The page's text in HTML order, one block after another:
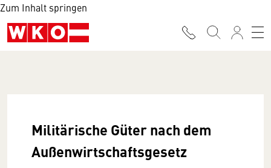
Zum Inhalt springen
Militärische Güter nach dem
Außenwirtschaftsgesetz